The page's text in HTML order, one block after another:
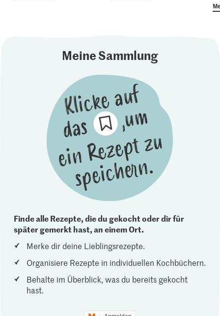
Meine Sammlung
Finde alle Rezepte, die du gekocht oder dir für
später gemerkt hast, an einem Ort.
Merke dir deine Lieblingsrezepte.
Organisiere Rezepte in individuellen Kochbüchern.
Behalte im Überblick, was du bereits gekocht
hast.